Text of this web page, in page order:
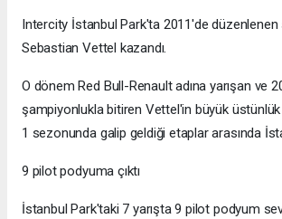
Intercity İstanbul Park'ta 2011'de düzenlenen
Sebastian Vettel kazandı.
O dönem Red Bull-Renault adına yarışan ve
şampiyonlukla bitiren Vettel'in büyük
1 sezonunda galip geldiği etaplar arasında
9 pilot podyuma çıktı
İstanbul Park'taki 7 yarışta 9 pilot podyum